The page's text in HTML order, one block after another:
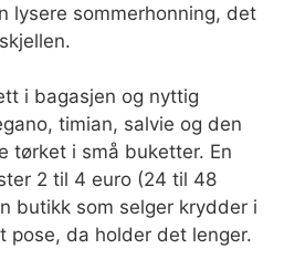
lysere sommerhonning, det
i bagasjen og nyttig
timian, salvie og den
tørket i små buketter. En
2 til 4 euro (24 til 48
butikk som selger krydder i
pose, da holder det lenger.